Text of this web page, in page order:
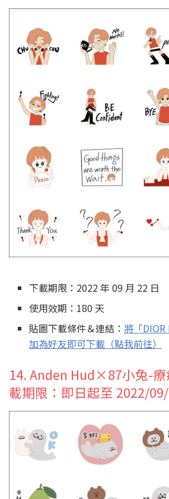
下載期限：2022 年 09 月 22 日
使用效期：180 天
貼圖下載條件＆連結： 將「
加為好友即可下載（點我前往）
14. Anden Hud×87小兔-
載期限：即日起至 2022/09/